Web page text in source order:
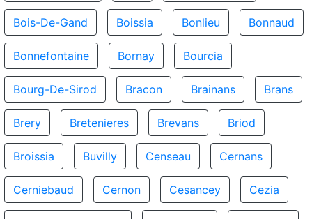
Bois-De-Gand Boissia Bonlieu Bonnaud
Bonnefontaine Bornay Bourcia
Bourg-De-Sirod Bracon Brainans Brans
Brery Bretenieres Brevans Briod
Broissia Buvilly Censeau Cernans
Cerniebaud Cernon Cesancey Cezia